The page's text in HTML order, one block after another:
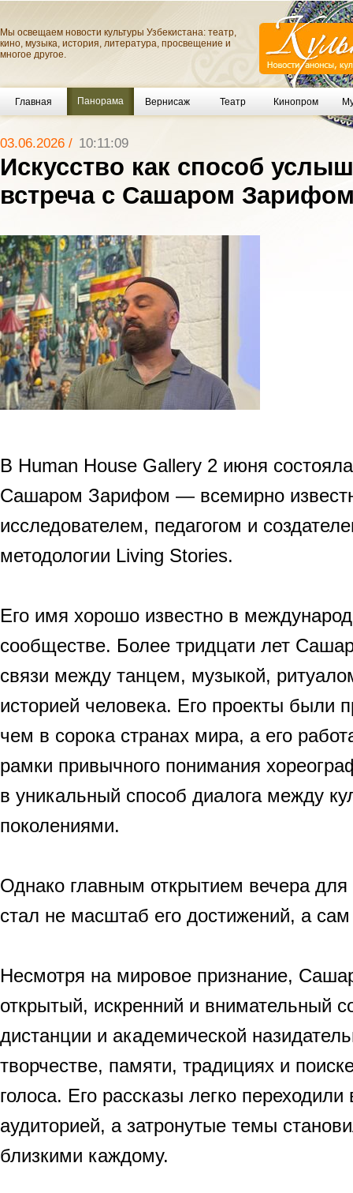
Мы освещаем новости культуры Узбекистана: театр,
кино, музыка, история, литература, просвещение и
многое другое.
Главная Панорама Вернисаж Театр Кинопром
03.06.2026 / 10:11:09
Искусство как способ
встреча с Сашаром
В Human House Gallery 2 июня
Сашаром Зарифом — всемирно
исследователем, педагогом и
методологии Living Stories.
Его имя хорошо известно в
сообществе. Более тридцати лет
связи между танцем, музыкой,
историей человека. Его проекты были
чем в сорока странах мира, а его
рамки привычного понимания
в уникальный способ диалога между
поколениями.
Однако главным открытием вечера для
стал не масштаб его достижений, а
Несмотря на мировое признание,
открытый, искренний и внимательный
дистанции и академической
творчестве, памяти, традициях и
голоса. Его рассказы легко
аудиторией, а затронутые темы
близкими каждому.